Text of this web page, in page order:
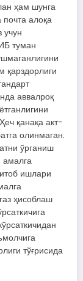
ҳам шунга
алоқа
учун
туман
қарздорлиги
аввалроқ
қанақа акт-
олинмаган.
ўрганиш
амалга
ишлари
ҳисоблаш
тўғрисида